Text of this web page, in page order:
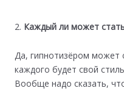
Каждый ли может
Да, гипнотизёром может
каждого будет свой
Вообще надо сказать,